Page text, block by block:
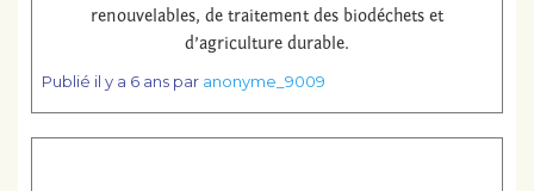
renouvelables, de traitement des biodéchets et
d’agriculture durable.
Publié il y a 6 anspar anonyme_9009